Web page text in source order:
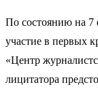
По состоянию на 7
участие в первых
«Центр
лицитатора